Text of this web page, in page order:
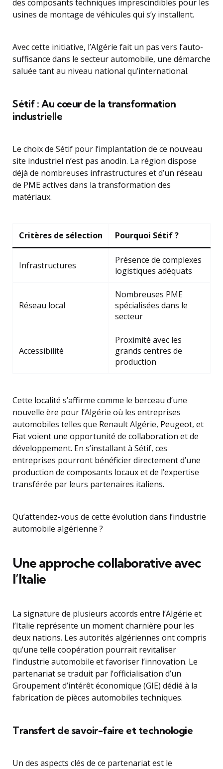
des composants techniques imprescindibles pour les
usines de montage de véhicules qui s’y installent.
Avec cette initiative, l’Algérie fait un pas vers l’auto-
suffisance dans le secteur automobile, une démarche
saluée tant au niveau national qu’international.
Sétif : Au cœur de la transformation
industrielle
Le choix de Sétif pour l’implantation de ce nouveau
site industriel n’est pas anodin. La région dispose
déjà de nombreuses infrastructures et d’un réseau
de PME actives dans la transformation des
matériaux.
Critères de sélection Pourquoi Sétif ?
Infrastructures
Présence de complexes
logistiques adéquats
Réseau local
Nombreuses PME
spécialisées dans le
secteur
Accessibilité
Proximité avec les
grands centres de
production
Cette localité s’affirme comme le berceau d’une
nouvelle ère pour l’Algérie où les entreprises
automobiles telles que Renault Algérie, Peugeot, et
Fiat voient une opportunité de collaboration et de
développement. En s’installant à Sétif, ces
entreprises pourront bénéficier directement d’une
production de composants locaux et de l’expertise
transférée par leurs partenaires italiens.
Qu’attendez-vous de cette évolution dans l’industrie
automobile algérienne ?
Une approche collaborative avec
l’Italie
La signature de plusieurs accords entre l’Algérie et
l’Italie représente un moment charnière pour les
deux nations. Les autorités algériennes ont compris
qu’une telle coopération pourrait revitaliser
l’industrie automobile et favoriser l’innovation. Le
partenariat se traduit par l’officialisation d’un
Groupement d’intérêt économique (GIE) dédié à la
fabrication de pièces automobiles techniques.
Transfert de savoir-faire et technologie
Un des aspects clés de ce partenariat est le